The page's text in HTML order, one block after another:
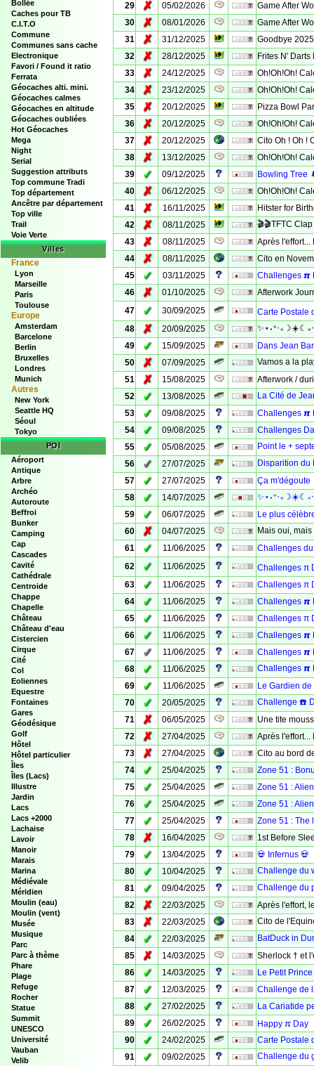
Bollée
Caches pour TB
C.I.T.O
Commune
Communes sans cache
Electronique
Favori / Found it ratio
Ferrata
Géocaches alti. mini.
Géocaches calmes
Géocaches en altitude
Géocaches oubliées
Hot Géocaches
Mega
Night
Serial
Suggestion attributs
Top commune Tradi
Top département
Ancêtre par département
Top ville
Trail
Voie Verte
Villes
France
Lyon
Marseille
Paris
Toulouse
Europe
Amsterdam
Barcelone
Berlin
Bruxelles
Londres
Munich
Autres
New York
Seattle HQ
Séoul
Tokyo
POI
Aéroport
Antique
Arbre
Archéo
Autoroute
Beffroi
Bunker
Camping
Cap
Cascades
Cavité
Cathédrale
Centroide
Chappe
Chapelle
Château
Château d'eau
Cistercien
Cirque
Cité
Col
Eoliennes
Equestre
Fontaines
Gares
Géodésique
Golf
Hôtel
Hôtel particulier
Îles
Îles (Lacs)
Illustre
Jardin
Lacs
Lacs +2000
Lachaise
Lavoir
Manoir
Marais
Marina
Médiévale
Méridien
Moulin (eau)
Moulin (vent)
Musée
Musique
Parc
Parc à thème
Phare
Plage
Refuge
Rocher
Statue
Summit
UNESCO
Université
Vauban
Velib
29
✗ 05/02/2026
Game After
30
✗ 08/01/2026
Game After
31
✗ 31/12/2025
Goodbye
32
✗ 28/12/2025
Frites N'
33
✗ 24/12/2025
Oh!Oh!Oh!
34
✗ 23/12/2025
Oh!Oh!Oh!
35
✗ 20/12/2025
Pizza Bowl
36
✗ 20/12/2025
Oh!Oh!Oh!
37
✗ 20/12/2025
Cito Oh ! Oh !
38
✗ 13/12/2025
Oh!Oh!Oh!
39
✓ 09/12/2025
Bowling Tree
40
✗ 06/12/2025
Oh!Oh!Oh!
41
✗ 16/11/2025
Hitster for
42
✗ 08/11/2025
🎬🎬TFTC
43
✗ 08/11/2025
Après
44
✗ 08/11/2025
Cito en
45
✓ 03/11/2025
Challenges 𝞹
46
✗ 01/10/2025
Afterwork
47
✓ 30/09/2025
Carte Postale
48
✗ 20/09/2025
49
✓ 15/09/2025
Dans Jean
50
✗ 07/09/2025
Vamos a la
51
✗ 15/08/2025
Afterwork /
52
✓ 13/08/2025
La Cité de
53
✓ 09/08/2025
Challenges 𝞹
54
✓ 09/08/2025
Challenges
55
✓ 05/08/2025
Point le +
56
✓ 27/07/2025
Disparition du
57
✓ 27/07/2025
Ça m'dégoute
58
✓ 14/07/2025
59
✓ 06/07/2025
Le plus
60
✗ 04/07/2025
Mais oui,
61
✓ 11/06/2025
Challenges
62
✓ 11/06/2025
Challenges π
63
✓ 11/06/2025
Challenges π
64
✓ 11/06/2025
Challenges 𝞹
65
✓ 11/06/2025
Challenges π
66
✓ 11/06/2025
Challenges 𝞹
67
✓ 11/06/2025
Challenges 𝞹
68
✓ 11/06/2025
Challenges 𝞹
69
✓ 11/06/2025
Le Gardien
70
✓ 20/05/2025
Challenge ☎️
71
✗ 06/05/2025
Une tite
72
✗ 27/04/2025
Après
73
✗ 27/04/2025
Cito au bord
74
✓ 25/04/2025
Zone 51 :
75
✓ 25/04/2025
Zone 51 :
76
✓ 25/04/2025
Zone 51 :
77
✓ 25/04/2025
Zone 51 : The
78
✗ 16/04/2025
1st Before
79
✓ 13/04/2025
💀 Infernus 💀
80
✓ 10/04/2025
Challenge du
81
✓ 09/04/2025
Challenge du
82
✗ 22/03/2025
Après l'effort,
83
✗ 22/03/2025
Cito de
84
✓ 22/03/2025
BatDuck in
85
✗ 14/03/2025
Sherlock † et
86
✓ 14/03/2025
Le Petit
87
✓ 12/03/2025
Challenge de
88
✓ 27/02/2025
La Cariatide
89
✓ 26/02/2025
Happy ℼ Day
90
✓ 24/02/2025
Carte Postale
91
✓ 09/02/2025
Challenge du